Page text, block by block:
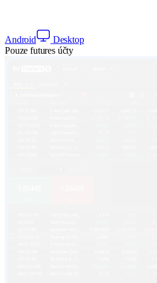
Android
Desktop
Pouze futures účty